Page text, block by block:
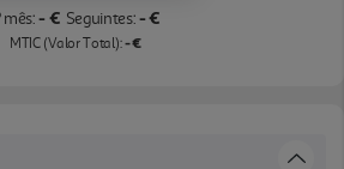
mês:- € Seguintes:- €
MTIC (Valor Total):- €